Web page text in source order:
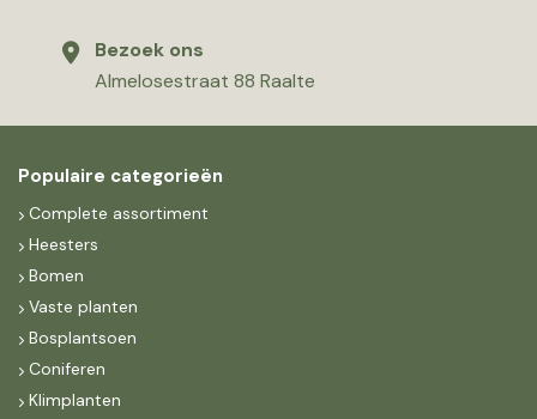
Bezoek ons
Almelosestraat 88 Raalte
Populaire categorieën
Complete assortiment
Heesters
Bomen
Vaste planten
Bosplantsoen
Coniferen
Klimplanten